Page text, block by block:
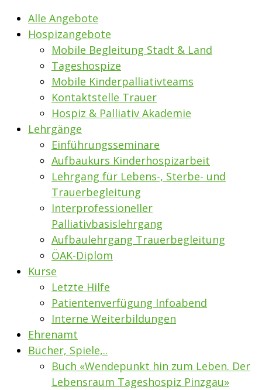
Alle Angebote
Hospizangebote
Mobile Begleitung Stadt & Land
Tageshospize
Mobile Kinderpalliativteams
Kontaktstelle Trauer
Hospiz & Palliativ Akademie
Lehrgänge
Einführungsseminare
Aufbaukurs Kinderhospizarbeit
Lehrgang für Lebens-, Sterbe- und
Trauerbegleitung
Interprofessioneller
Palliativbasislehrgang
Aufbaulehrgang Trauerbegleitung
ÖAK-Diplom
Kurse
Letzte Hilfe
Patientenverfügung Infoabend
Interne Weiterbildungen
Ehrenamt
Bücher, Spiele,..
Buch «Wendepunkt hin zum Leben. Der
Lebensraum Tageshospiz Pinzgau»